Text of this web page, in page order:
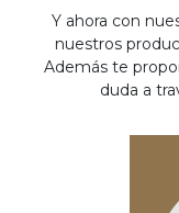
Y ahora con
nuestros
Además te
duda a